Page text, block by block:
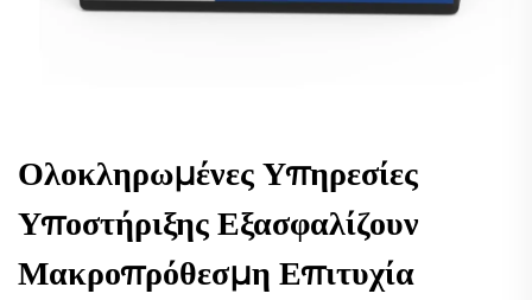
Ολοκληρωμένες Υπηρεσίες
Υποστήριξης Εξασφαλίζουν
Μακροπρόθεσμη Επιτυχία